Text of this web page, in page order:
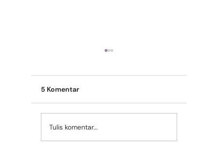
Cara Merawat Kucing
agar Tetap Sehat
5 Komentar
Tulis komentar...